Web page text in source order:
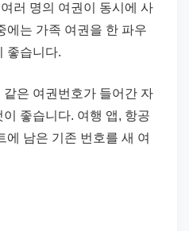
러 명의 여권이 동시에 사
에는 가족 여권을 한 파우
좋습니다.
은 여권번호가 들어간 자
좋습니다. 여행 앱, 항공
에 남은 기존 번호를 새 여